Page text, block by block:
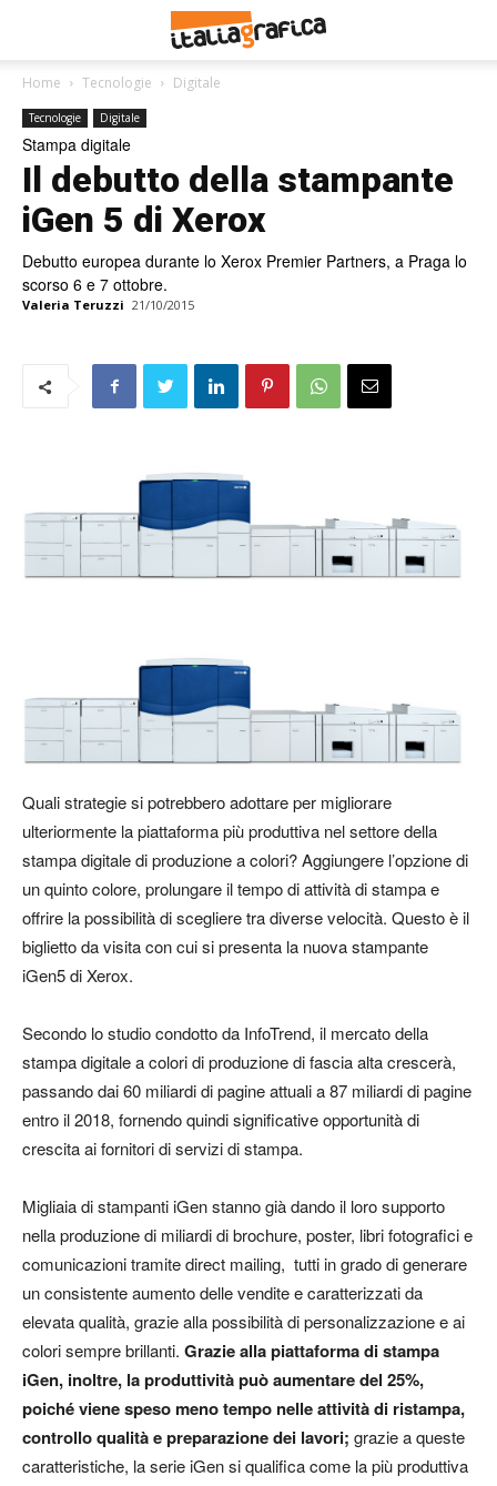
Home Tecnologie Digitale
Tecnologie Digitale
Stampa digitale
Il debutto della stampante
iGen 5 di Xerox
Debutto europea durante lo Xerox Premier Partners, a Praga lo
scorso 6 e 7 ottobre.
Valeria Teruzzi 21/10/2015
Quali strategie si potrebbero adottare per migliorare
ulteriormente la piattaforma più produttiva nel settore della
stampa digitale di produzione a colori? Aggiungere l’opzione di
un quinto colore, prolungare il tempo di attività di stampa e
offrire la possibilità di scegliere tra diverse velocità. Questo è il
biglietto da visita con cui si presenta la nuova stampante
iGen5 di Xerox.
Secondo lo studio condotto da InfoTrend, il mercato della
stampa digitale a colori di produzione di fascia alta crescerà,
passando dai 60 miliardi di pagine attuali a 87 miliardi di pagine
entro il 2018, fornendo quindi significative opportunità di
crescita ai fornitori di servizi di stampa.
Migliaia di stampanti iGen stanno già dando il loro supporto
nella produzione di miliardi di brochure, poster, libri fotografici e
comunicazioni tramite direct mailing, tutti in grado di generare
un consistente aumento delle vendite e caratterizzati da
elevata qualità, grazie alla possibilità di personalizzazione e ai
colori sempre brillanti. Grazie alla piattaforma di stampa
iGen, inoltre, la produttività può aumentare del 25%,
poiché viene speso meno tempo nelle attività di ristampa,
controllo qualità e preparazione dei lavori; grazie a queste
caratteristiche, la serie iGen si qualifica come la più produttiva